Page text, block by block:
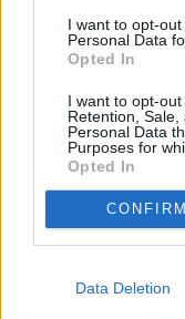
I want to opt-
Personal Data
Opted In
I want to opt-out
Retention,
Personal Data
Purposes for
Opted In
CONFIRM
Data Deletion
BofA επιλογές